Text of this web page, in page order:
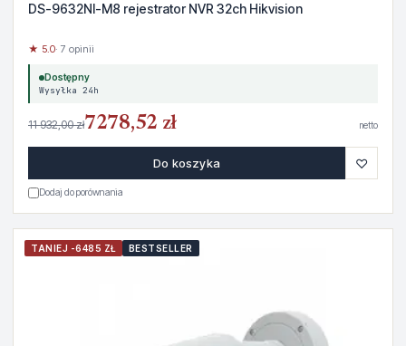
DS-9632NI-M8 rejestrator NVR 32ch Hikvision
★ 5.0· 7 opinii
Dostępny
Wysyłka 24h
11 932,00 zł7278,52 zł netto
Do koszyka ♡
Dodaj do porównania
TANIEJ -6485 ZŁ BESTSELLER